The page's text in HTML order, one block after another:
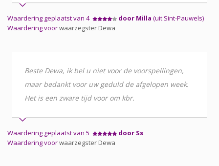
Waardering geplaatst van 4 door Milla (uit Sint-Pauwels)
Waardering voorwaarzegster Dewa
Beste Dewa, ik bel u niet voor de voorspellingen,
maar bedankt voor uw geduld de afgelopen week.
Het is een zware tijd voor om kbr.
Waardering geplaatst van 5
door Ss
Waardering voorwaarzegster Dewa